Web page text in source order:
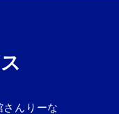
んりーな